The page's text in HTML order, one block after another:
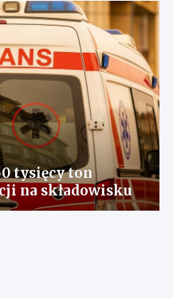
tysięcy ton
na składowisku